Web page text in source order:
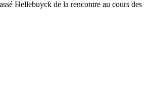
Hellebuyck de la rencontre au cours des